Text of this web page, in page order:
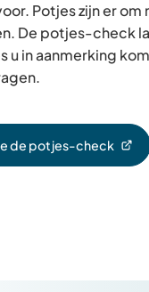
Potjes zijn er om
De potjes-check
u in aanmerking
de potjes-check